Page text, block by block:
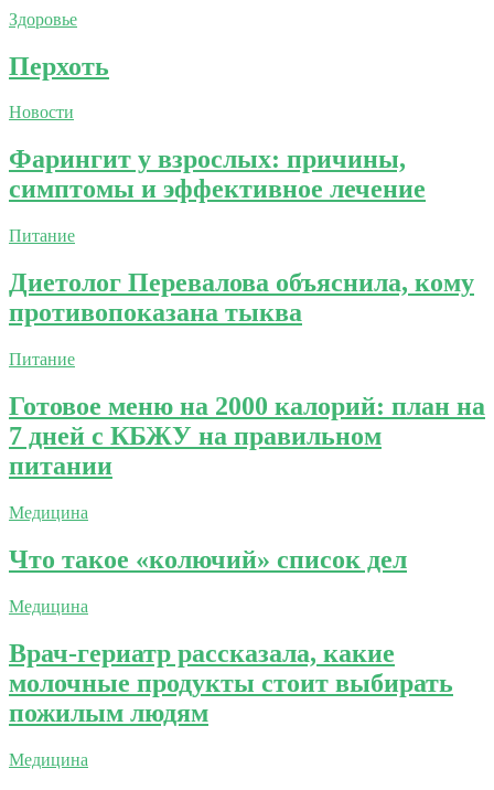
Здоровье
Перхоть
Новости
Фарингит у взрослых: причины,
симптомы и эффективное лечение
Питание
Диетолог Перевалова объяснила, кому
противопоказана тыква
Питание
Готовое меню на 2000 калорий: план на
7 дней с КБЖУ на правильном
питании
Медицина
Что такое «колючий» список дел
Медицина
Врач-гериатр рассказала, какие
молочные продукты стоит выбирать
пожилым людям
Медицина